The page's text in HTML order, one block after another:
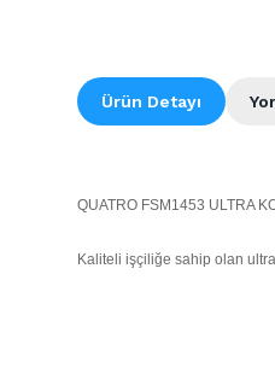
Ürün Detayı
QUATRO FSM1453 ULTRA
Kaliteli işçiliğe sahip olan